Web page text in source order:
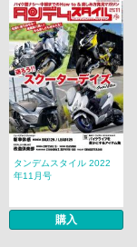
タンデムスタイル 2022
年11月号
購入